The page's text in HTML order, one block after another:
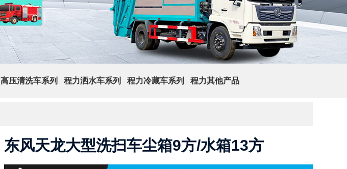
高压清洗车系列 程力洒水车系列 程力冷藏车系列 程力其他产品
东风天龙大型洗扫车尘箱9方/水箱13方